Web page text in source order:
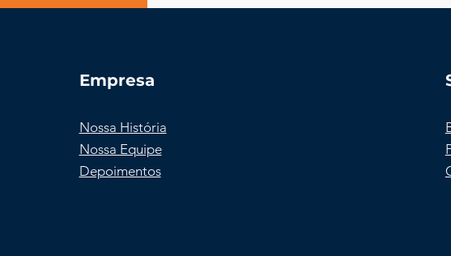
Empresa
Nossa História
Nossa Equipe
Depoimentos